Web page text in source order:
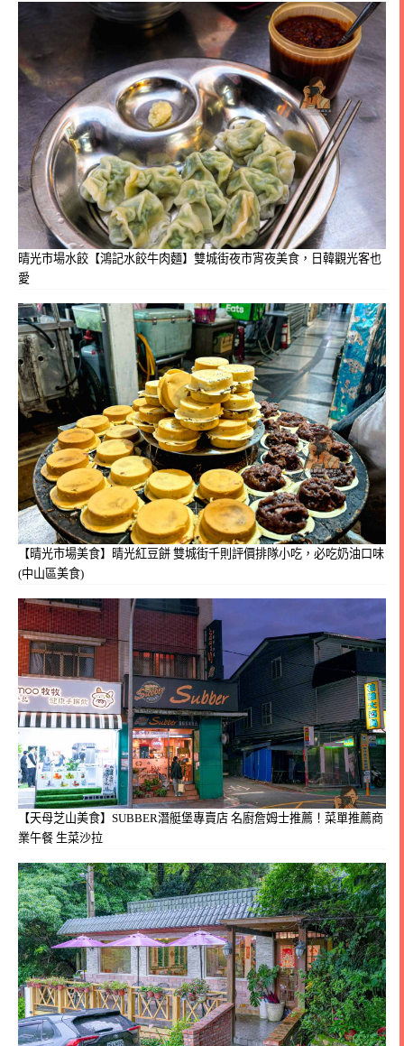
晴光市場水餃【鴻記水餃牛肉麵】雙城街夜市宵夜美食，日韓觀光客也
愛
【晴光市場美食】晴光紅豆餅 雙城街千則評價排隊小吃，必吃奶油口味
(中山區美食)
【天母芝山美食】SUBBER潛艇堡專賣店 名廚詹姆士推薦！菜單推薦商
業午餐 生菜沙拉